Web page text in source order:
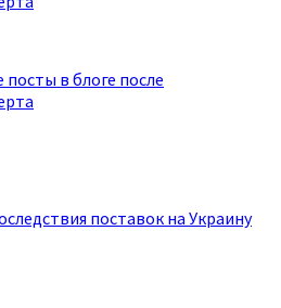
посты в блоге после
поставок на Украину